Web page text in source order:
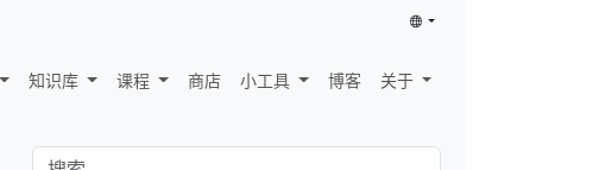
知识库 课程 商店 小工具 博客 关于